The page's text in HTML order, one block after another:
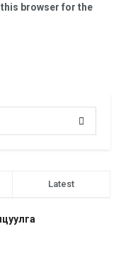
this browser for the
Latest